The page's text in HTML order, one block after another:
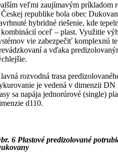
veľmi zaujímavým príkladom
republike bola obec
hybridné riešenie, kde
oceľ – plast. Využitie
vie zabezpečiť komplexnú
a vďaka
rozvodná trasa
je vedená v dimenzii
sa napája jednorúrové (single)
d110.
6 Plastové predizolované